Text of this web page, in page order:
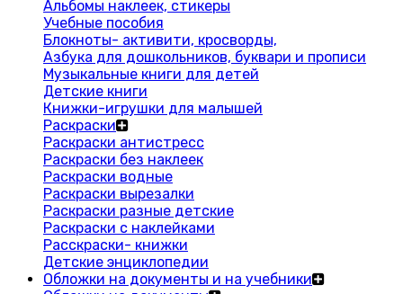
Альбомы наклеек, стикеры
Учебные пособия
Блокноты- активити, кросворды,
Азбука для дошкольников, буквари и прописи
Музыкальные книги для детей
Детские книги
Книжки-игрушки для малышей
Раскраски
Раскраски антистресс
Раскраски без наклеек
Раскраски водные
Раскраски вырезалки
Раскраски разные детские
Раскраски с наклейками
Расскраски- книжки
Детские энциклопедии
Обложки на документы и на учебники